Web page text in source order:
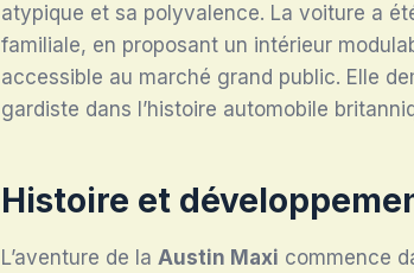
atypique et sa polyvalence. La voiture a
familiale, en proposant un intérieur
accessible au marché grand public. Elle
gardiste dans l’histoire automobile
Histoire et
L’aventure de la Austin Maxi commence